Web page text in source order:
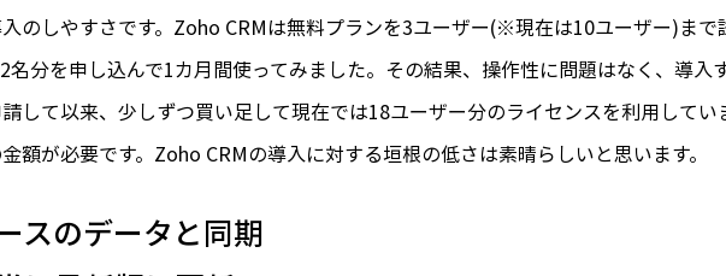
のしやすさです。Zoho CRMは無料プランを3ユーザー(※現在は10ユーザー)ま
名分を申し込んで1カ月間使ってみました。その結果、操作性に問題はなく、導
して以来、少しずつ買い足して現在では18ユーザー分のライセンスを利用して
額が必要です。Zoho CRMの導入に対する垣根の低さは素晴らしいと思います。
スのデータと同期